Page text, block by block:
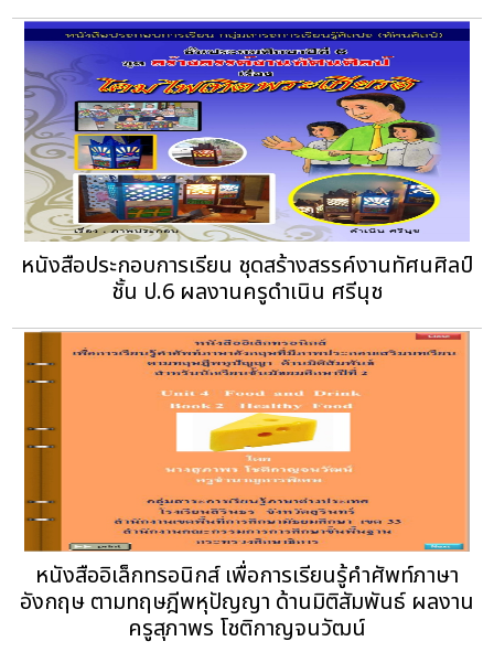
หนังสือประกอบการเรียน ชุดสร้างสรรค์งานทัศนศิลป์
ชั้น ป.6 ผลงานครูดำเนิน ศรีนุช
หนังสืออิเล็กทรอนิกส์ เพื่อการเรียนรู้คำศัพท์ภาษา
อังกฤษ ตามทฤษฎีพหุปัญญา ด้านมิติสัมพันธ์ ผลงาน
ครูสุภาพร โชติกาญจนวัฒน์